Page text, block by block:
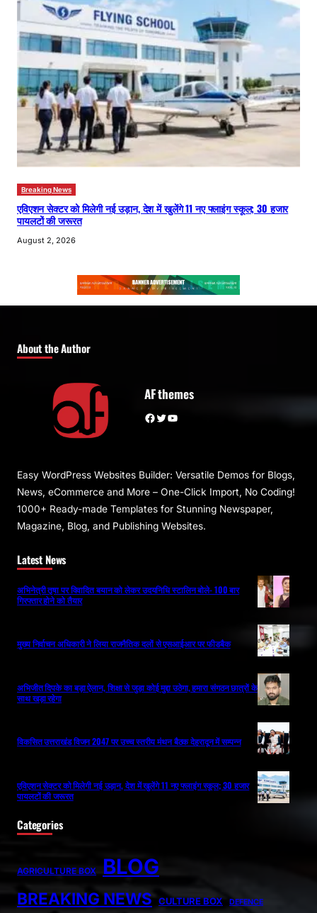
Breaking News
एविएशन सेक्टर को मिलेगी नई उड़ान, देश में खुलेंगे 11 नए फ्लाइंग स्कूल; 30 हजार
पायलटों की जरूरत
August 2, 2026
About the Author
AF themes
Facebook Twitter YouTube
Easy WordPress Websites Builder: Versatile Demos for Blogs,
News, eCommerce and More – One-Click Import, No Coding!
1000+ Ready-made Templates for Stunning Newspaper,
Magazine, Blog, and Publishing Websites.
Latest News
अभिनेत्री तृषा पर विवादित बयान को लेकर उदयनिधि स्टालिन बोले- 100 बार
गिरफ्तार होने को तैयार
मुख्य निर्वाचन अधिकारी ने लिया राजनैतिक दलों से एसआईआर पर फीडबैक
अभिजीत दिपके का बड़ा ऐलान, शिक्षा से जुड़ा कोई मुद्दा उठेगा, हमारा संगठन छात्रों के
साथ खड़ा रहेगा
विकसित उत्तराखंड विजन 2047 पर उच्च स्तरीय मंथन बैठक देहरादून में सम्पन्न
एविएशन सेक्टर को मिलेगी नई उड़ान, देश में खुलेंगे 11 नए फ्लाइंग स्कूल; 30 हजार
पायलटों की जरूरत
Categories
AGRICULTURE BOX BLOG
BREAKING NEWS CULTURE BOX DEFENCE